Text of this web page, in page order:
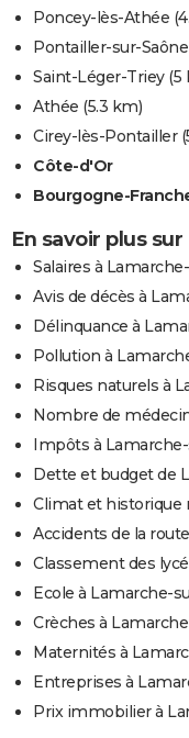
Poncey-lès-Athée
Pontailler-sur-Saône
Saint-Léger-Triey(5
Athée (5.3 km)
Cirey-lès-Pontailler
Côte-d'Or
Bourgogne-
En savoir plus
Salaires à
Avis de décès à
Délinquance à
Pollution à
Risques naturels à
Nombre de
Impôts à
Dette et budget de
Climat et historique
Accidents de la
Classement des
Ecole à Lamarche-
Crèches à
Maternités à
Entreprises à
Prix immobilier à